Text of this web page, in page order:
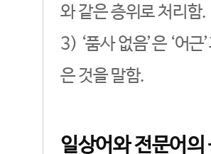
와 같은 층위로 처리함.
3) ‘품사 없음’은 ‘어
은 것을 말함.
일상어와 전문어의